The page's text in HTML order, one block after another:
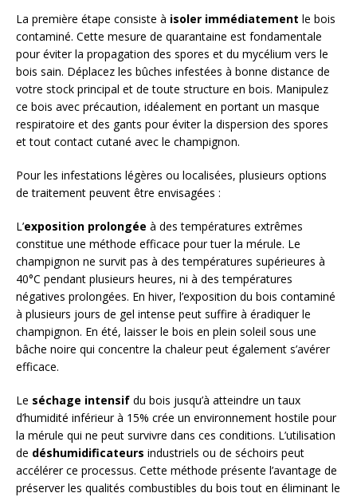
La première étape consiste à isoler immédiatement le bois
contaminé. Cette mesure de quarantaine est fondamentale
pour éviter la propagation des spores et du mycélium vers le
bois sain. Déplacez les bûches infestées à bonne distance de
votre stock principal et de toute structure en bois. Manipulez
ce bois avec précaution, idéalement en portant un masque
respiratoire et des gants pour éviter la dispersion des spores
et tout contact cutané avec le champignon.
Pour les infestations légères ou localisées, plusieurs options
de traitement peuvent être envisagées :
L’exposition prolongée à des températures extrêmes
constitue une méthode efficace pour tuer la mérule. Le
champignon ne survit pas à des températures supérieures à
40°C pendant plusieurs heures, ni à des températures
négatives prolongées. En hiver, l’exposition du bois contaminé
à plusieurs jours de gel intense peut suffire à éradiquer le
champignon. En été, laisser le bois en plein soleil sous une
bâche noire qui concentre la chaleur peut également s’avérer
efficace.
Le séchage intensif du bois jusqu’à atteindre un taux
d’humidité inférieur à 15% crée un environnement hostile pour
la mérule qui ne peut survivre dans ces conditions. L’utilisation
de déshumidificateurs industriels ou de séchoirs peut
accélérer ce processus. Cette méthode présente l’avantage de
préserver les qualités combustibles du bois tout en éliminant le